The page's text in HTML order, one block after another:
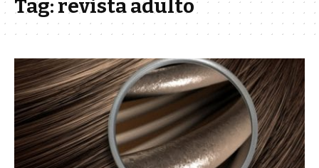
Tag:revista adulto